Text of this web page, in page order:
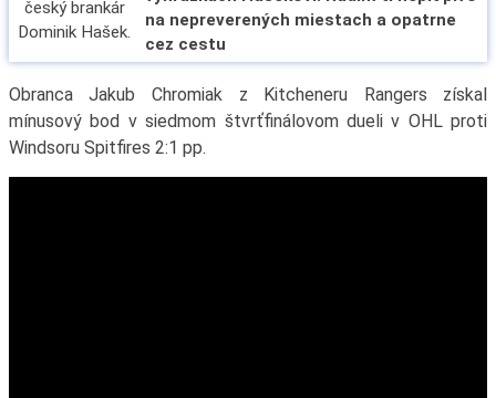
na nepreverených miestach a opatrne
cez cestu
Obranca Jakub Chromiak z Kitcheneru Rangers získal
mínusový bod v siedmom štvrťfinálovom dueli v OHL proti
Windsoru Spitfires 2:1 pp.